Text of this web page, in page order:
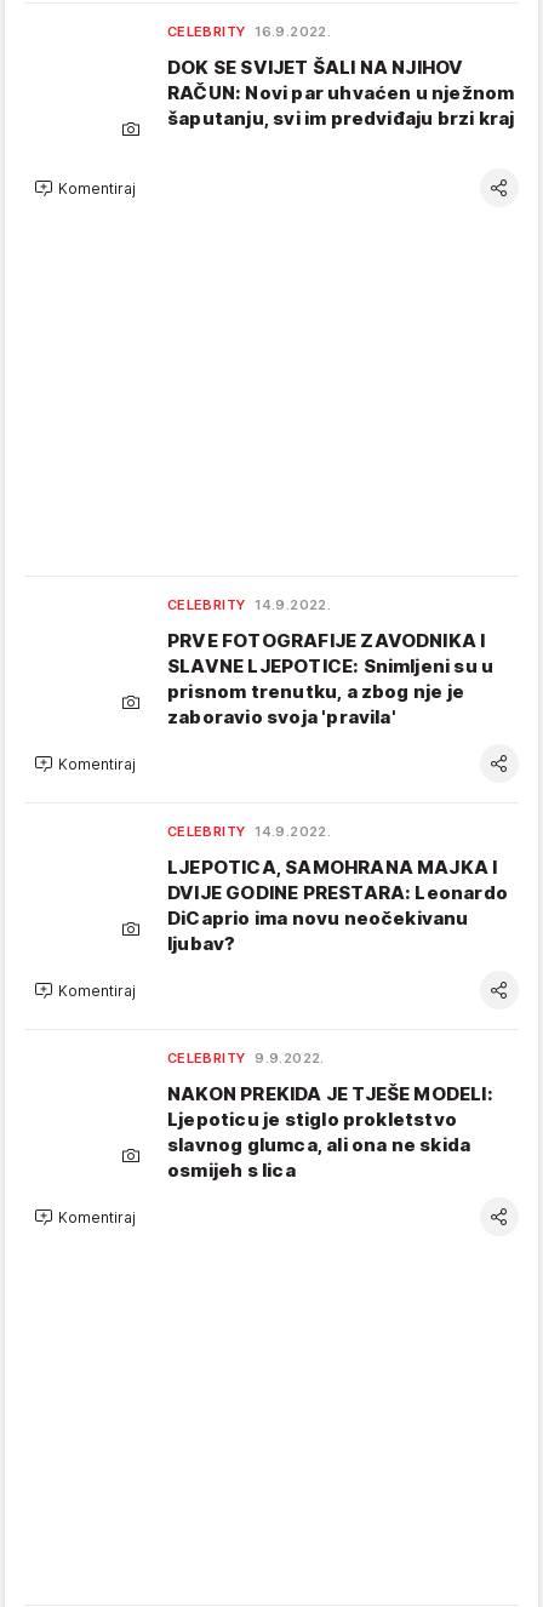
CELEBRITY 16.9.2022.
DOK SE SVIJET ŠALI NA NJIHOV
RAČUN: Novi par uhvaćen u nježnom
šaputanju, svi im predviđaju brzi kraj
Komentiraj
CELEBRITY 14.9.2022.
PRVE FOTOGRAFIJE ZAVODNIKA I
SLAVNE LJEPOTICE: Snimljeni su u
prisnom trenutku, a zbog nje je
zaboravio svoja 'pravila'
Komentiraj
CELEBRITY 14.9.2022.
LJEPOTICA, SAMOHRANA MAJKA I
DVIJE GODINE PRESTARA: Leonardo
DiCaprio ima novu neočekivanu
ljubav?
Komentiraj
CELEBRITY 9.9.2022.
NAKON PREKIDA JE TJEŠE MODELI:
Ljepoticu je stiglo prokletstvo
slavnog glumca, ali ona ne skida
osmijeh s lica
Komentiraj